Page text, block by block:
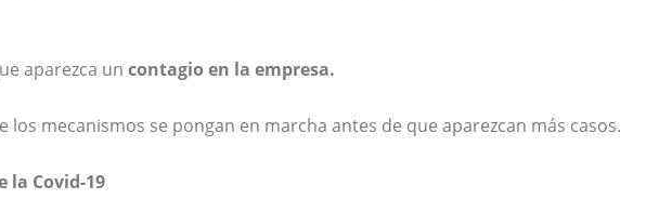
aparezca un contagio en la empresa.
mecanismos se pongan en marcha antes de que aparezcan más casos.
la Covid-19